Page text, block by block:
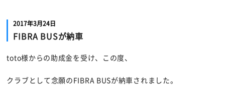
2017年3月24日
FIBRA BUSが納車
toto様からの助成金を受け、この度、
クラブとして念願のFIBRA BUSが納車されました。